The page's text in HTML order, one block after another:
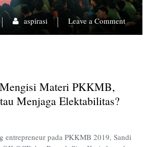
aspirasi Leave a Commenton
Materi PKKMB,
Menjaga Elektabilitas?
entrepreneur pada PKKMB 2019, Sandi